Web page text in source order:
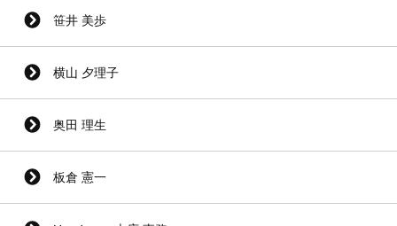
笹井 美歩
横山 夕理子
奥田 理生
板倉 憲一